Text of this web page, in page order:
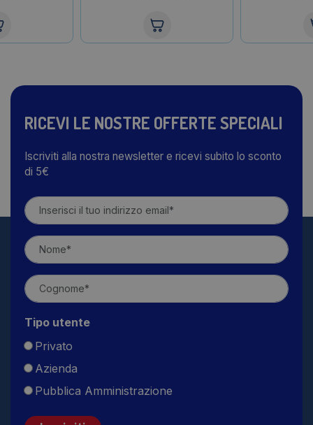
RICEVI LE NOSTRE OFFERTE SPECIALI
Iscriviti alla nostra newsletter e ricevi subito lo sconto
di 5€
Tipo utente
Privato
Azienda
Pubblica Amministrazione